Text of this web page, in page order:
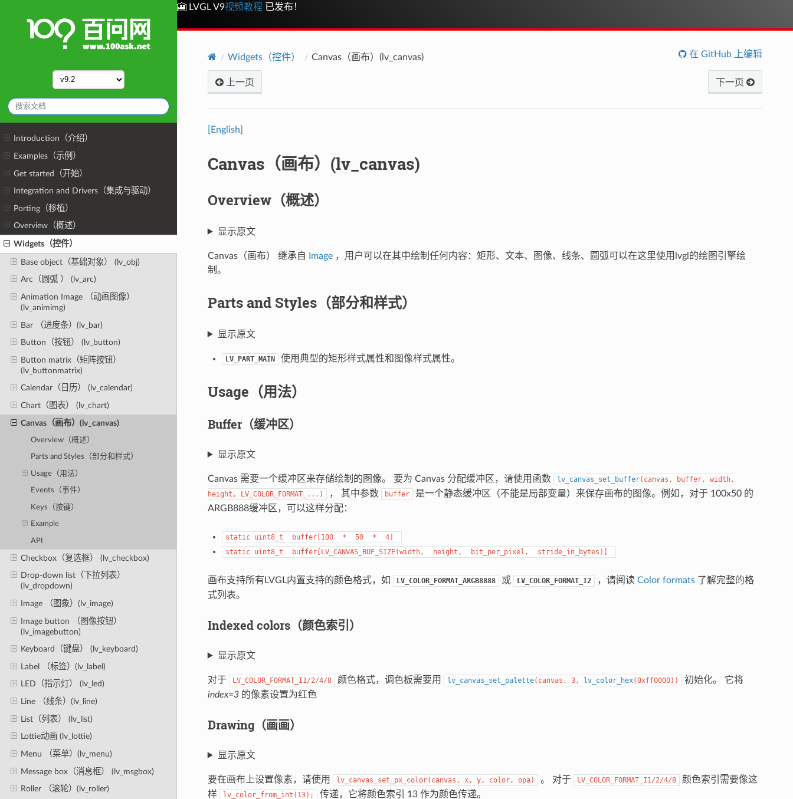
Introduction（介绍）
Examples（示例）
Get started（开始）
Integration and Drivers（集成与驱动）
Porting（移植）
Overview（概述）
Widgets（控件）
Base object（基础对象） (lv_obj)
Arc（圆弧 ） (lv_arc)
Animation Image （动画图像）
(lv_animimg)
Bar （进度条）(lv_bar)
Button（按钮） (lv_button)
Button matrix（矩阵按钮）
(lv_buttonmatrix)
Calendar（日历） (lv_calendar)
Chart（图表） (lv_chart)
Canvas（画布）(lv_canvas)
Overview（概述）
Parts and Styles（部分和样式）
Usage（用法）
Events（事件）
Keys（按键）
Example
API
Checkbox（复选框） (lv_checkbox)
Drop-down list（下拉列表）
(lv_dropdown)
Image （图象）(lv_image)
Image button （图像按钮）
(lv_imagebutton)
Keyboard（键盘） (lv_keyboard)
Label （标签）(lv_label)
LED（指示灯） (lv_led)
Line （线条）(lv_line)
List（列表） (lv_list)
Lottie动画 (lv_lottie)
Menu （菜单）(lv_menu)
Message box（消息框） (lv_msgbox)
Roller （滚轮）(lv_roller)
🎦 LVGL V9视频教程 已发布！
Widgets（控件） Canvas（画布）(lv_canvas) 在 GitHub 上编辑
上一页 下一页
[English]
Canvas（画布）(lv_canvas)
Overview（概述）
显示原文
Canvas（画布） 继承自 Image，用户可以在其中绘制任何内容：矩形、文本、图像、线条、圆弧可以在这里使用lvgl的绘图引擎绘
制。
Parts and Styles（部分和样式）
显示原文
LV_PART_MAIN 使用典型的矩形样式属性和图像样式属性。
Usage（用法）
Buffer（缓冲区）
显示原文
Canvas 需要一个缓冲区来存储绘制的图像。 要为 Canvas 分配缓冲区，请使用函数 lv_canvas_set_buffer( canvas , buffer, width,
height , LV_COLOR_FORMAT_ ... ) ， 其中参数 buffer
是一个静态缓冲区（不能是局部变量）来保存画布的图像。例如，对于 100x50 的
ARGB888缓冲区，可以这样分配：
static uint8_t buffer[100 * 50 *
4]
static uint8_t buffer[LV_CANVAS_BUF_SIZE(width, height, bit_per_pixel, stride_in_bytes)]
画布支持所有LVGL内置支持的颜色格式，如 LV_COLOR_FORMAT_ARGB8888 或 LV_COLOR_FORMAT_I2 ，请阅读 Color formats了解完整的格
式列表。
Indexed colors（颜色索引）
显示原文
对于 LV_COLOR_FORMAT_I1/2/4/8 颜色格式，调色板需要用 lv_canvas_set_palette( canvas , 3, lv_color_hex(0xff0000) )
初始化。 它将
index=3的像素设置为红色
Drawing（画画）
显示原文
要在画布上设置像素，请使用 lv_canvas_set_px_color( canvas , x, y, color, opa) 。 对于 LV_COLOR_FORMAT_I1/2/4/8
颜色索引需要像这
样
lv_color_from_int(13); 传递，它将颜色索引 13 作为颜色传递。